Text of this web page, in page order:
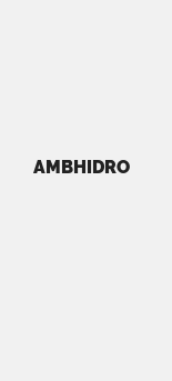
AMBHIDRO